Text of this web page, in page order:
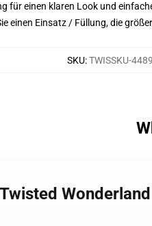
für einen klaren Look und
einen Einsatz / Füllung, die
SKU:TWISSKU-